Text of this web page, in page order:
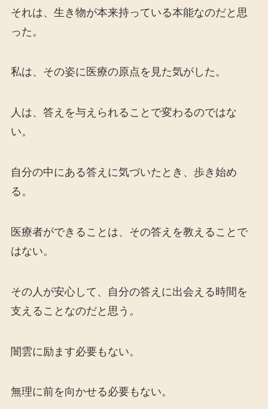
それは、生き物が本来持っている本能なのだと思
った。
私は、その姿に医療の原点を見た気がした。
人は、答えを与えられることで変わるのではな
い。
自分の中にある答えに気づいたとき、歩き始め
る。
医療者ができることは、その答えを教えることで
はない。
その人が安心して、自分の答えに出会える時間を
支えることなのだと思う。
闇雲に励ます必要もない。
無理に前を向かせる必要もない。